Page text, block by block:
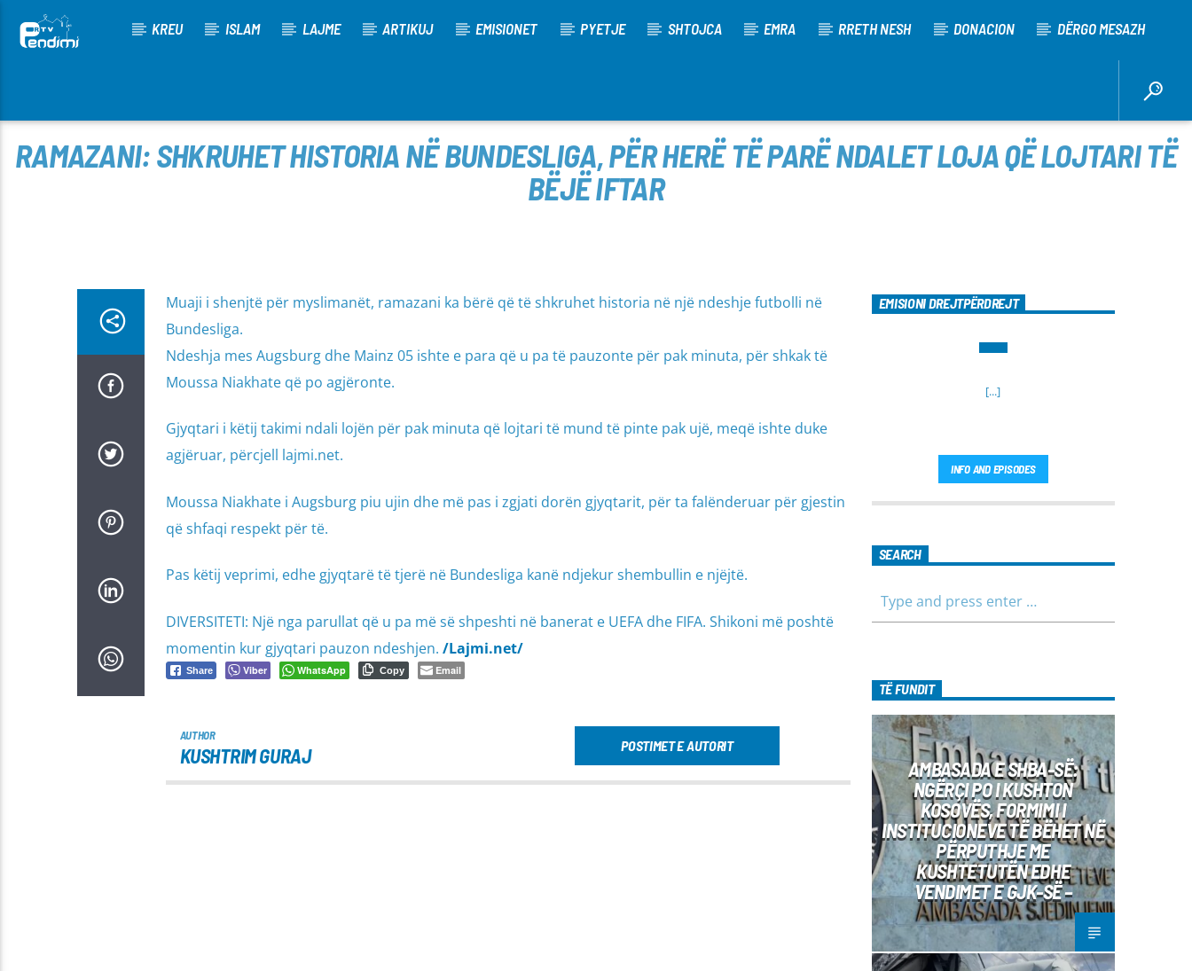
KREU ISLAM LAJME ARTIKUJ EMISIONET PYETJE SHTOJCA EMRA RRETH NESH DONACION DËRGO MESAZH
RAMAZANI: SHKRUHET HISTORIA NË BUNDESLIGA, PËR HERË TË PARË NDALET LOJA QË LOJTARI TË
BËJË IFTAR
Muaji i shenjtë për myslimanët, ramazani ka bërë që të shkruhet historia në një ndeshje futbolli në
Bundesliga.
Ndeshja mes Augsburg dhe Mainz 05 ishte e para që u pa të pauzonte për pak minuta, për shkak të
Moussa Niakhate që po agjëronte.
Gjyqtari i këtij takimi ndali lojën për pak minuta që lojtari të mund të pinte pak ujë, meqë ishte duke
agjëruar, përcjell lajmi.net.
Moussa Niakhate i Augsburg piu ujin dhe më pas i zgjati dorën gjyqtarit, për ta falënderuar për gjestin
që shfaqi respekt për të.
Pas këtij veprimi, edhe gjyqtarë të tjerë në Bundesliga kanë ndjekur shembullin e njëjtë.
DIVERSITETI: Një nga parullat që u pa më së shpeshti në banerat e UEFA dhe FIFA. Shikoni më poshtë
momentin kur gjyqtari pauzon ndeshjen. /Lajmi.net/
Share Viber WhatsApp Copy Email
AUTHOR
KUSHTRIM GURAJ POSTIMET E AUTORIT
EMISIONI DREJTPËRDREJT
[...]
INFO AND EPISODES
SEARCH
TË FUNDIT
AMBASADA E SHBA-SË:
NGËRÇI PO I KUSHTON
KOSOVËS, FORMIMI I
INSTITUCIONEVE TË BËHET NË
PËRPUTHJE ME
KUSHTETUTËN EDHE
VENDIMET E GJK-SË –